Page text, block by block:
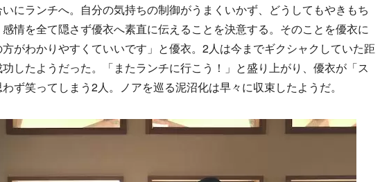
にランチへ。自分の気持ちの制御がうまくいかず、どうしてもやきもち
情を全て隠さず優衣へ素直に伝えることを決意する。そのことを優衣に
がわかりやすくていいです」と優衣。2人は今までギクシャクしていた距
したようだった。「またランチに行こう！」と盛り上がり、優衣が「ス
ず笑ってしまう2人。ノアを巡る泥沼化は早々に収束したようだ。